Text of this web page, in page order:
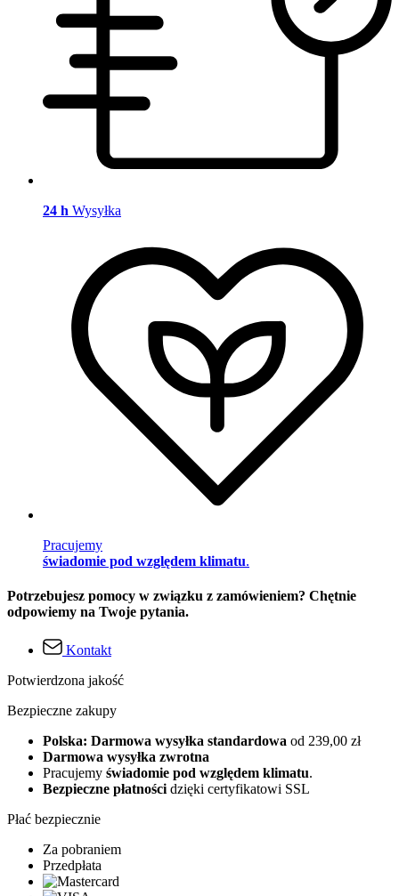
24 h Wysyłka
Pracujemy
świadomie pod względem klimatu.
Potrzebujesz pomocy w związku z zamówieniem? Chętnie
odpowiemy na Twoje pytania.
Kontakt
Potwierdzona jakość
Bezpieczne zakupy
Polska: Darmowa wysyłka standardowa od 239,00 zł
Darmowa wysyłka zwrotna
Pracujemy świadomie pod względem klimatu.
Bezpieczne płatności dzięki certyfikatowi SSL
Płać bezpiecznie
Za pobraniem
Przedpłata